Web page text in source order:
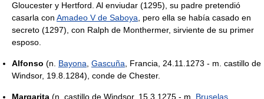
Gloucester y Hertford. Al enviudar (1295), su padre pretendió
casarla con Amadeo V de Saboya, pero ella se había casado en
secreto (1297), con Ralph de Monthermer, sirviente de su primer
esposo.
Alfonso (n. Bayona, Gascuña, Francia, 24.11.1273 - m. castillo de
Windsor, 19.8.1284), conde de Chester.
Margarita (n. castillo de Windsor, 15.3.1275 - m. Bruselas